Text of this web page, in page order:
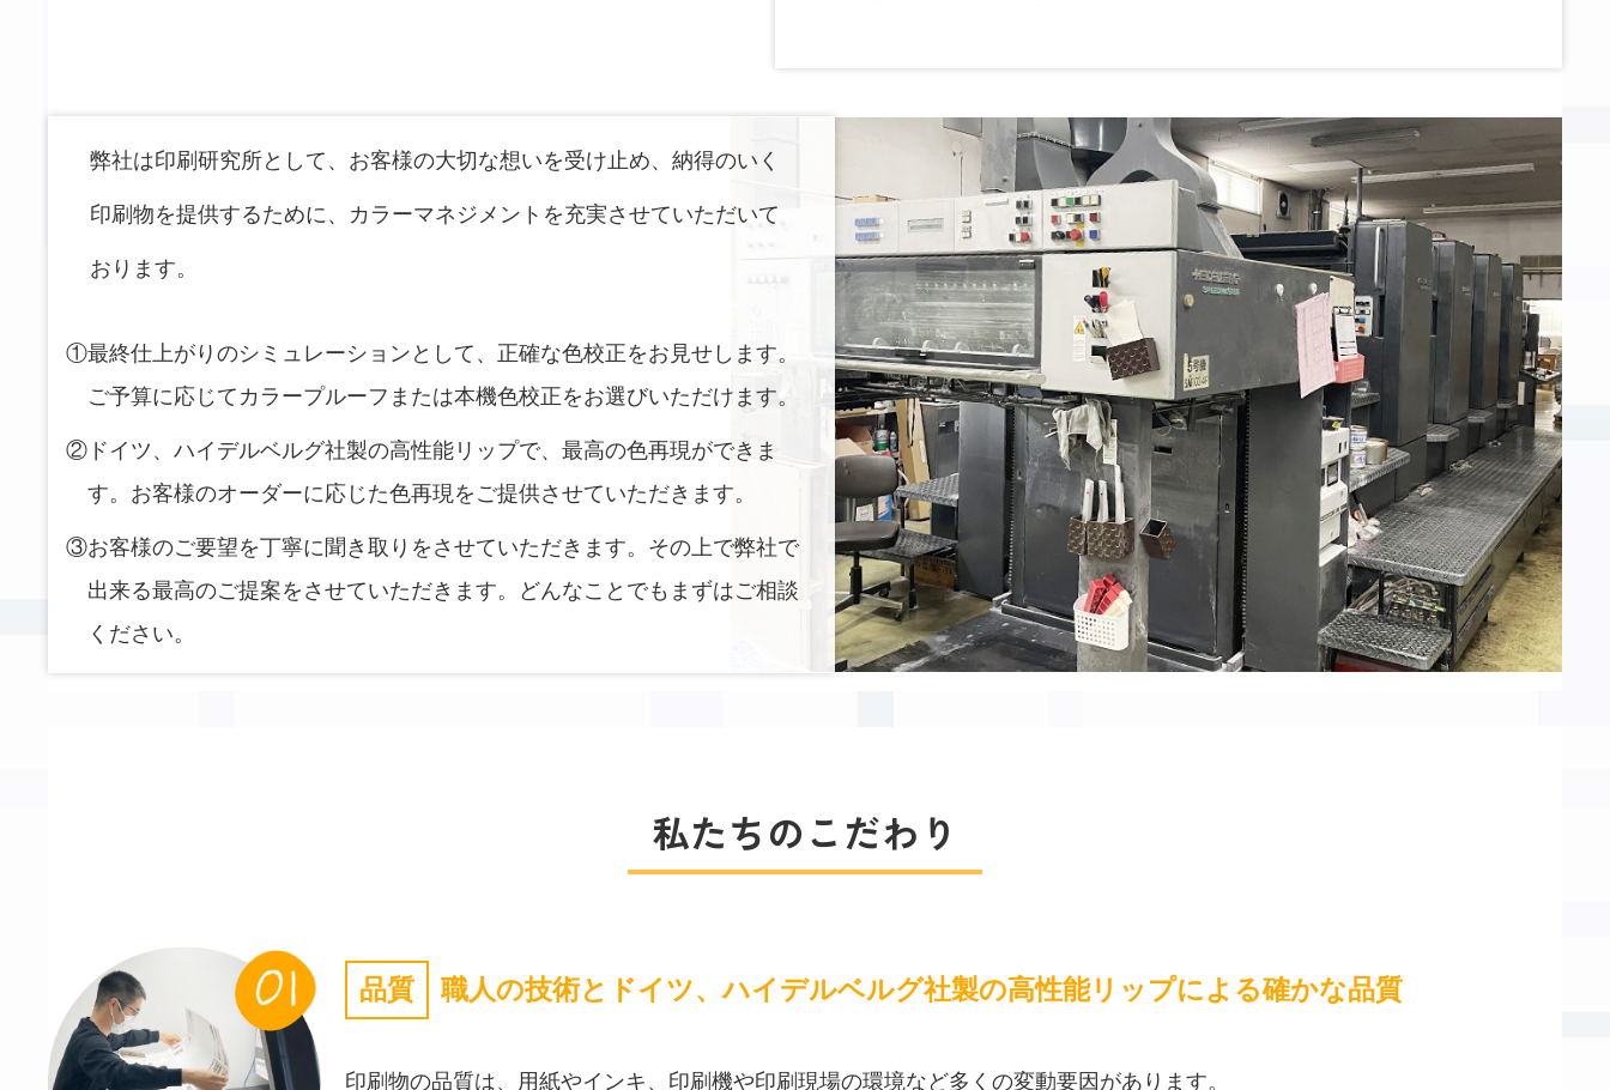
弊社は印刷研究所として、お客様の大切な想いを受け止め、納得のいく
印刷物を提供するために、カラーマネジメントを充実させていただいて
おります。
最終仕上がりのシミュレーションとして、正確な色校正をお見せします。
ご予算に応じてカラープルーフまたは本機色校正をお選びいただけます。
ドイツ、ハイデルベルグ社製の高性能リップで、最高の色再現ができま
す。お客様のオーダーに応じた色再現をご提供させていただきます。
お客様のご要望を丁寧に聞き取りをさせていただきます。その上で弊社で
出来る最高のご提案をさせていただきます。どんなことでもまずはご相談
ください。
私たちのこだわり
品質 職人の技術とドイツ、ハイデルベルグ社製の高性能リップによる確かな品質
印刷物の品質は、用紙やインキ、印刷機や印刷現場の環境など多くの変動要因があります。